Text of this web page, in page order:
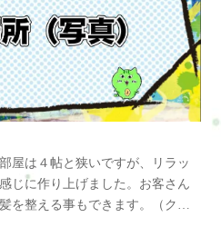
屋は４帖と狭いですが、リラッ
じに作り上げました。お客さん
を整える事もできます。（ク